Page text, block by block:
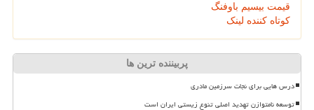
قیمت بیسیم باوفنگ
کوتاه کننده لینک
پربیننده ترین ها
درس هایی برای نجات سرزمین مادری
توسعه نامتوازن تهدید اصلی تنوع زیستی ایران است